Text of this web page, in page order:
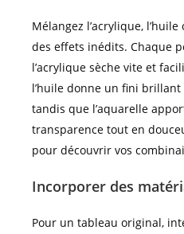
Mélangez l’acrylique,
des effets inédits. Chaque
l’acrylique sèche vite et
l’huile donne un fini
tandis que l’aquarelle
transparence tout en
pour découvrir vos
Incorporer des
Pour un tableau original,